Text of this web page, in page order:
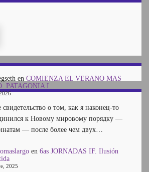
en COMIENZA EL VERANO MAS
PATAGONIA I
о том, как я наконец-то
к Новому мировому порядку —
— после более чем двух…
en 6as JORNADAS IF. Ilusión
2025